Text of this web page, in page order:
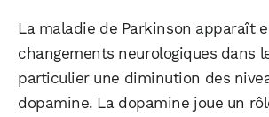
La maladie de Parkinson apparaît
changements neurologiques dans
particulier une diminution des
dopamine. La dopamine joue un